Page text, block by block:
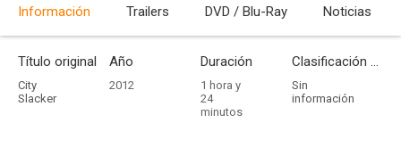
Estrenada
Información Trailers DVD / Blu-Ray Noticias
Título original
City
Slacker
Año
2012
Duración
1 hora y
24
minutos
Clasificación por edades
Sin
información